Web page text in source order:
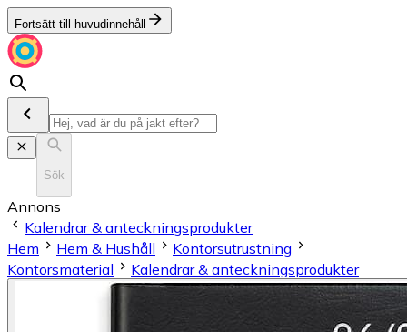
Fortsätt till huvudinnehåll
Sök
Annons
Kalendrar & anteckningsprodukter
Hem
Hem & Hushåll
Kontorsutrustning
Kontorsmaterial
Kalendrar & anteckningsprodukter